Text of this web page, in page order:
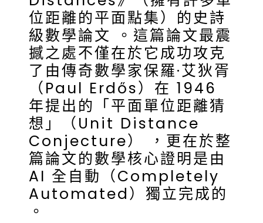
位距離的平面點集）的史詩
級數學論文 。這篇論文最震
撼之處不僅在於它成功攻克
了由傳奇數學家保羅·艾狄胥
（Paul Erdős）在 1946
年提出的「平面單位距離猜
想」（Unit Distance
Conjecture） ，更在於整
篇論文的數學核心證明是由
AI 全自動（Completely
Automated）獨立完成的
。